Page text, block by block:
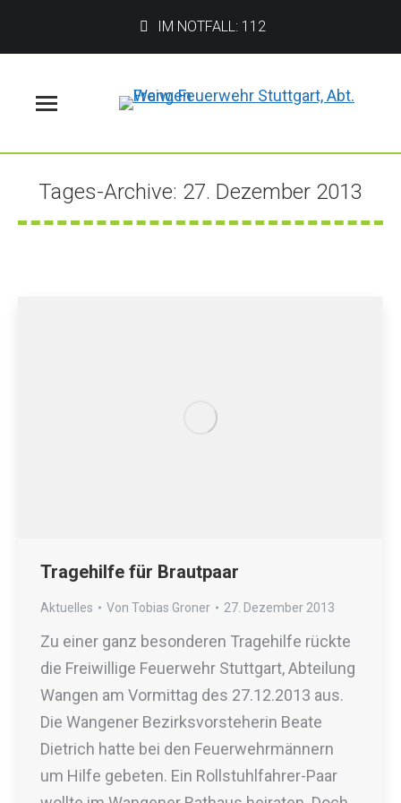
IM NOTFALL: 112
Tages-Archive: 27. Dezember 2013
Sie befinden sich hier:
Tragehilfe für Brautpaar
Aktuelles Von Tobias Groner 27. Dezember 2013
Zu einer ganz besonderen Tragehilfe rückte
die Freiwillige Feuerwehr Stuttgart, Abteilung
Wangen am Vormittag des 27.12.2013 aus.
Die Wangener Bezirksvorsteherin Beate
Dietrich hatte bei den Feuerwehrmännern
um Hilfe gebeten. Ein Rollstuhlfahrer-Paar